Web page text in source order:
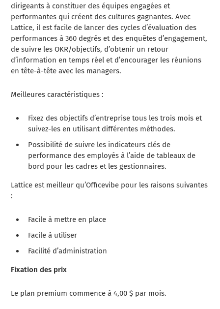
dirigeants à constituer des équipes engagées et
performantes qui créent des cultures gagnantes. Avec
Lattice, il est facile de lancer des cycles d’évaluation des
performances à 360 degrés et des enquêtes d’engagement,
de suivre les OKR/objectifs, d’obtenir un retour
d’information en temps réel et d’encourager les réunions
en tête-à-tête avec les managers.
Meilleures caractéristiques :
Fixez des objectifs d’entreprise tous les trois mois et
suivez-les en utilisant différentes méthodes.
Possibilité de suivre les indicateurs clés de
performance des employés à l’aide de tableaux de
bord pour les cadres et les gestionnaires.
Lattice est meilleur qu’Officevibe pour les raisons suivantes
:
Facile à mettre en place
Facile à utiliser
Facilité d’administration
Fixation des prix
Le plan premium commence à 4,00 $ par mois.